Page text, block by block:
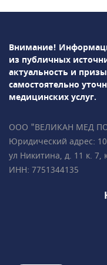
Foundation
2 минутах
«Сретенский
Внимание!
из публичных
актуальность и
самостоятельно
медицинских услуг.
ООО "ВЕЛИКАН МЕД
Юридический адрес:
ул Никитина, д. 11 к. 7,
ИНН: 7751344135